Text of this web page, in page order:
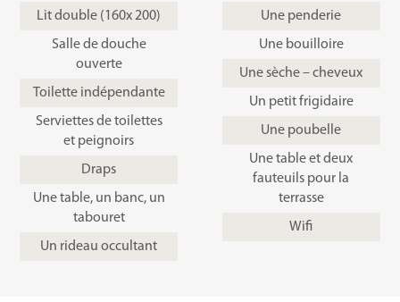
Lit double (160x 200)
Salle de douche
ouverte
Toilette indépendante
Serviettes de toilettes
et peignoirs
Draps
Une table, un banc, un
tabouret
Un rideau occultant
Une penderie
Une bouilloire
Une sèche – cheveux
Un petit frigidaire
Une poubelle
Une table et deux
fauteuils pour la
terrasse
Wifi